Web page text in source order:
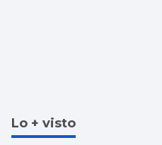
Lo + visto